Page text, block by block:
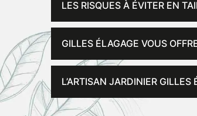
LES RISQUES À ÉVITER EN
GILLES ÉLAGAGE VOUS
L’ARTISAN JARDINIER